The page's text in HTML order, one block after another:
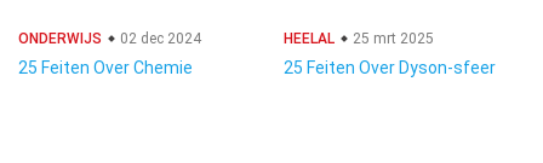
ONDERWIJS 02 dec 2024
25 Feiten Over Chemie
HEELAL 25 mrt 2025
25 Feiten Over Dyson-sfeer